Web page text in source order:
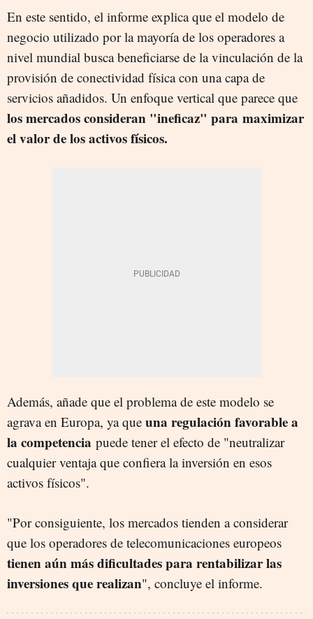
En este sentido, el informe explica que el modelo de
negocio utilizado por la mayoría de los operadores a
nivel mundial busca beneficiarse de la vinculación de la
provisión de conectividad física con una capa de
servicios añadidos. Un enfoque vertical que parece que
los mercados consideran "ineficaz" para maximizar
el valor de los activos físicos.
Además, añade que el problema de este modelo se
agrava en Europa, ya que una regulación favorable a
la competencia puede tener el efecto de "neutralizar
cualquier ventaja que confiera la inversión en esos
activos físicos".
"Por consiguiente, los mercados tienden a considerar
que los operadores de telecomunicaciones europeos
tienen aún más dificultades para rentabilizar las
inversiones que realizan", concluye el informe.